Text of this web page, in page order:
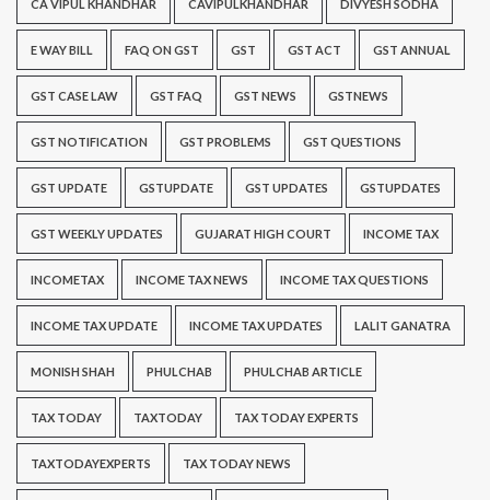
CA VIPUL KHANDHAR CAVIPULKHANDHAR DIVYESH SODHA
E WAY BILL FAQ ON GST GST GST ACT GST ANNUAL
GST CASE LAW GST FAQ GST NEWS GSTNEWS
GST NOTIFICATION GST PROBLEMS GST QUESTIONS
GST UPDATE GSTUPDATE GST UPDATES GSTUPDATES
GST WEEKLY UPDATES GUJARAT HIGH COURT INCOME TAX
INCOMETAX INCOME TAX NEWS INCOME TAX QUESTIONS
INCOME TAX UPDATE INCOME TAX UPDATES LALIT GANATRA
MONISH SHAH PHULCHAB PHULCHAB ARTICLE
TAX TODAY TAXTODAY TAX TODAY EXPERTS
TAXTODAYEXPERTS TAX TODAY NEWS